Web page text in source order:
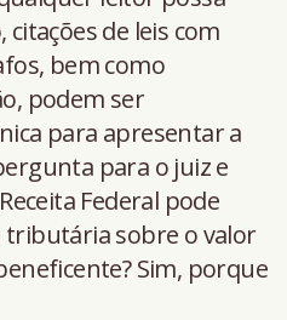
de leis com
bem como
podem ser
para apresentar a
para o juiz e
Federal pode
sobre o valor
Sim, porque